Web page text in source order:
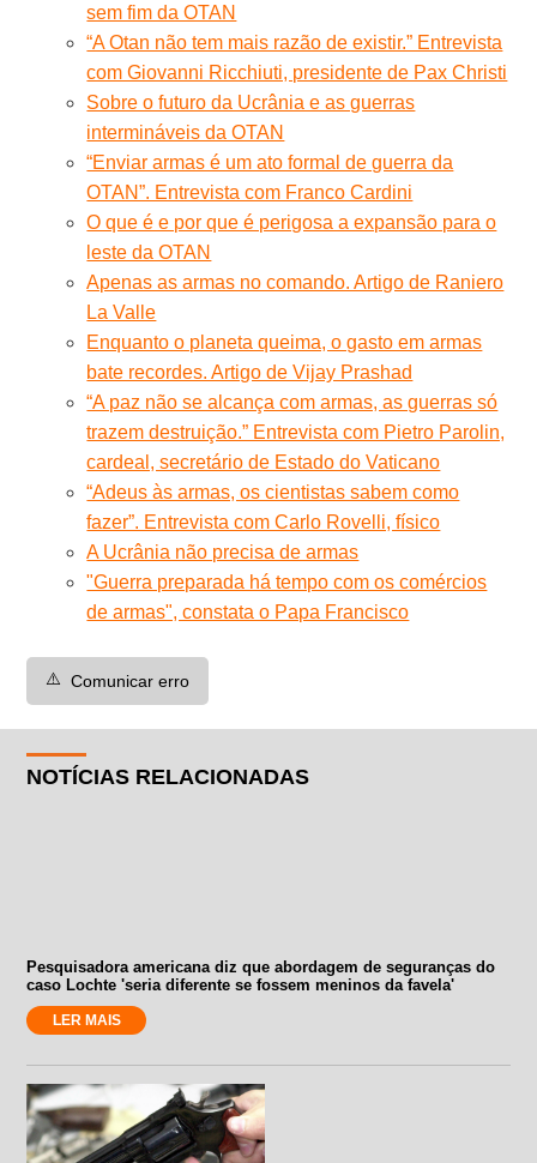
sem fim da OTAN
“A Otan não tem mais razão de existir.” Entrevista
com Giovanni Ricchiuti, presidente de Pax Christi
Sobre o futuro da Ucrânia e as guerras
intermináveis da OTAN
“Enviar armas é um ato formal de guerra da
OTAN”. Entrevista com Franco Cardini
O que é e por que é perigosa a expansão para o
leste da OTAN
Apenas as armas no comando. Artigo de Raniero
La Valle
Enquanto o planeta queima, o gasto em armas
bate recordes. Artigo de Vijay Prashad
“A paz não se alcança com armas, as guerras só
trazem destruição.” Entrevista com Pietro Parolin,
cardeal, secretário de Estado do Vaticano
“Adeus às armas, os cientistas sabem como
fazer”. Entrevista com Carlo Rovelli, físico
A Ucrânia não precisa de armas
"Guerra preparada há tempo com os comércios
de armas", constata o Papa Francisco
⚠️ Comunicar erro
NOTÍCIAS RELACIONADAS
Pesquisadora americana diz que abordagem de seguranças do
caso Lochte 'seria diferente se fossem meninos da favela'
LER MAIS